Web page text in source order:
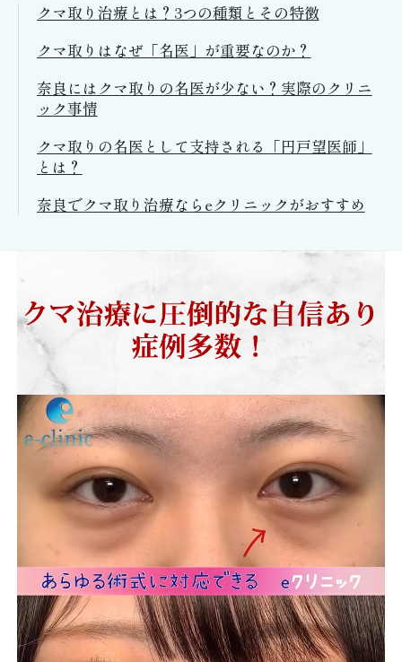
クマ取り治療とは？3つの種類とその特徴
クマ取りはなぜ「名医」が重要なのか？
奈良にはクマ取りの名医が少ない？実際のクリニ
ック事情
クマ取りの名医として支持される「円戸望医師」
とは？
奈良でクマ取り治療ならeクリニックがおすすめ